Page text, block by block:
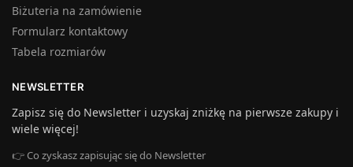
Biżuteria na zamówienie
Formularz kontaktowy
Tabela rozmiarów
NEWSLETTER
Zapisz się do Newsletter i uzyskaj zniżkę na pierwsze zakupy i
wiele więcej!
👉 Co zyskasz zapisując się do Newsletter